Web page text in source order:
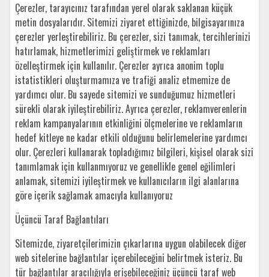
Çerezler, tarayıcınız tarafından yerel olarak saklanan küçük
metin dosyalarıdır. Sitemizi ziyaret ettiğinizde, bilgisayarınıza
çerezler yerleştirebiliriz. Bu çerezler, sizi tanımak, tercihlerinizi
hatırlamak, hizmetlerimizi geliştirmek ve reklamları
özelleştirmek için kullanılır. Çerezler ayrıca anonim toplu
istatistikleri oluşturmamıza ve trafiği analiz etmemize de
yardımcı olur. Bu sayede sitemizi ve sunduğumuz hizmetleri
sürekli olarak iyileştirebiliriz. Ayrıca çerezler, reklamverenlerin
reklam kampanyalarının etkinliğini ölçmelerine ve reklamların
hedef kitleye ne kadar etkili olduğunu belirlemelerine yardımcı
olur. Çerezleri kullanarak topladığımız bilgileri, kişisel olarak sizi
tanımlamak için kullanmıyoruz ve genellikle genel eğilimleri
anlamak, sitemizi iyileştirmek ve kullanıcıların ilgi alanlarına
göre içerik sağlamak amacıyla kullanıyoruz
Üçüncü Taraf Bağlantıları
Sitemizde, ziyaretçilerimizin çıkarlarına uygun olabilecek diğer
web sitelerine bağlantılar içerebileceğini belirtmek isteriz. Bu
tür bağlantılar aracılığıyla erişebileceğiniz üçüncü taraf web